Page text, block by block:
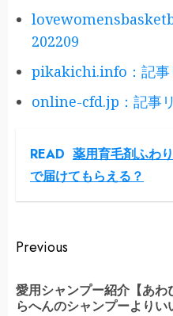
202209
pikakichi.info：記
online-cfd.jp：記事
READ 薬用育毛剤ふわ
で届けてもらえる？
Continue
Reading
Previous
愛用シャンプー紹介【あ
らへんのシャンプーよりい